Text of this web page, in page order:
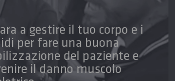
a gestire il tuo corpo e i
per fare una buona
del paziente e
il danno muscolo